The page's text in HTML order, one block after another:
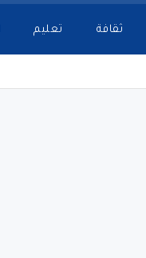
ثقافة تعليم